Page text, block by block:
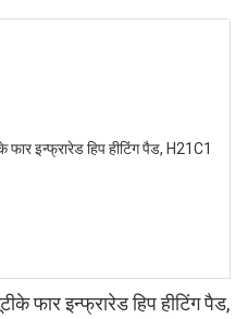
चिप्स इन 1, घर पर रेड लाइट
फार इन्फ्रारेड हिप हीटिंग पैड,